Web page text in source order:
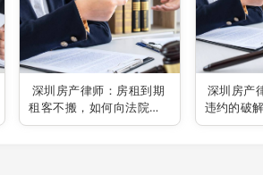
深圳房产律师：房租到期
租客不搬，如何向法院起
诉？
深圳房产
违约的破